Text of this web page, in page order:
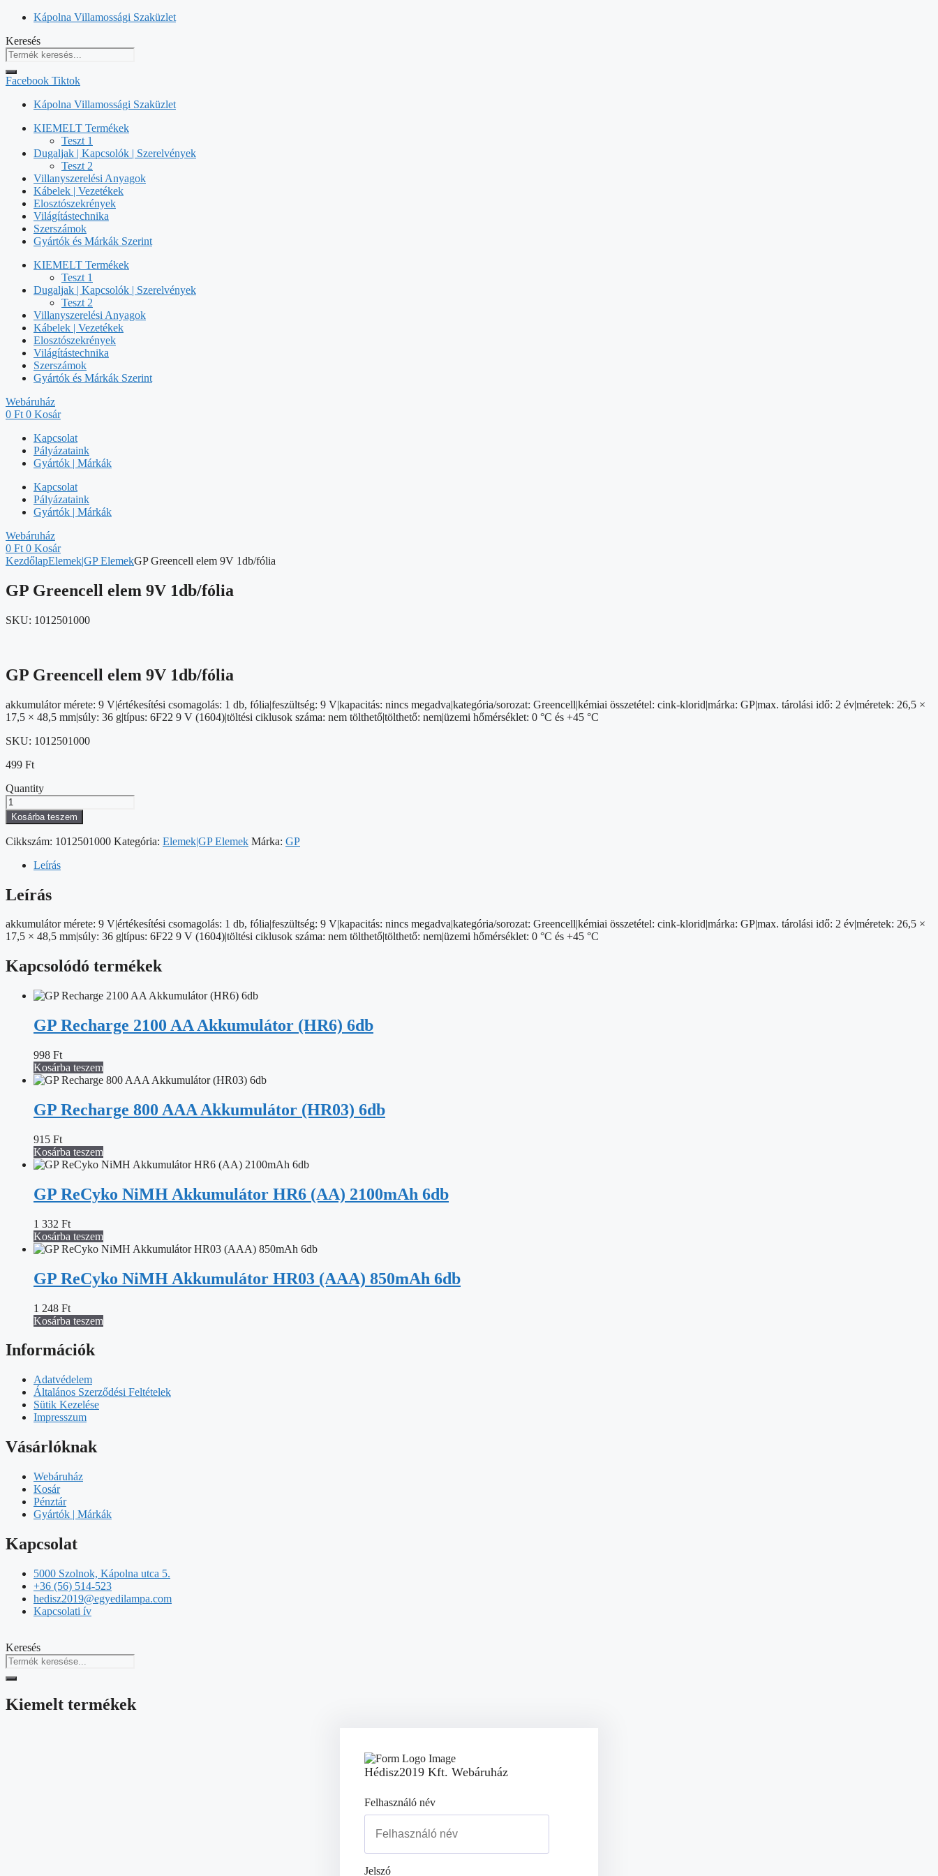
Kilépés
tartalomba
Kápolna Villamossági Szaküzlet
Keresés
Facebook Tiktok
Kápolna Villamossági Szaküzlet
KIEMELT Termékek
Teszt 1
Dugaljak | Kapcsolók | Szerelvények
Teszt 2
Villanyszerelési Anyagok
Kábelek | Vezetékek
Elosztószekrények
Világítástechnika
Szerszámok
Gyártók és Márkák Szerint
KIEMELT Termékek
Teszt 1
Dugaljak | Kapcsolók | Szerelvények
Teszt 2
Villanyszerelési Anyagok
Kábelek | Vezetékek
Elosztószekrények
Világítástechnika
Szerszámok
Gyártók és Márkák Szerint
Webáruház
0 Ft 0 Kosár
Kapcsolat
Pályázataink
Gyártók | Márkák
Kapcsolat
Pályázataink
Gyártók | Márkák
Webáruház
0 Ft 0 Kosár
KezdőlapElemek|GP ElemekGP Greencell elem 9V 1db/fólia
GP Greencell elem 9V 1db/fólia
SKU: 1012501000
GP Greencell elem 9V 1db/fólia
akkumulátor mérete: 9 V|értékesítési csomagolás: 1 db, fólia|feszültség: 9 V|kapacitás: nincs megadva|kategória/sorozat: Greencell|kémiai összetétel: cink-klorid|márka: GP|max. tárolási idő: 2 év|méretek: 26,5 ×
17,5 × 48,5 mm|súly: 36 g|típus: 6F22 9 V (1604)|töltési ciklusok száma: nem tölthető|tölthető: nem|üzemi hőmérséklet: 0 °C és +45 °C
SKU: 1012501000
499 Ft
Quantity
GP
Greencell
elem
9V
mennyiség
Kosárba teszem
Cikkszám: 1012501000 Kategória: Elemek|GP Elemek Márka: GP
Leírás
Leírás
akkumulátor mérete: 9 V|értékesítési csomagolás: 1 db, fólia|feszültség: 9 V|kapacitás: nincs megadva|kategória/sorozat: Greencell|kémiai összetétel: cink-klorid|márka: GP|max. tárolási idő: 2 év|méretek: 26,5 ×
17,5 × 48,5 mm|súly: 36 g|típus: 6F22 9 V (1604)|töltési ciklusok száma: nem tölthető|tölthető: nem|üzemi hőmérséklet: 0 °C és +45 °C
Kapcsolódó termékek
GP Recharge 2100 AA Akkumulátor (HR6) 6db
998 Ft
Kosárba teszem
GP Recharge 800 AAA Akkumulátor (HR03) 6db
915 Ft
Kosárba teszem
GP ReCyko NiMH Akkumulátor HR6 (AA) 2100mAh 6db
1 332 Ft
Kosárba teszem
GP ReCyko NiMH Akkumulátor HR03 (AAA) 850mAh 6db
1 248 Ft
Kosárba teszem
Információk
Adatvédelem
Általános Szerződési Feltételek
Sütik Kezelése
Impresszum
Vásárlóknak
Webáruház
Kosár
Pénztár
Gyártók | Márkák
Kapcsolat
5000 Szolnok, Kápolna utca 5.
+36 (56) 514-523
hedisz2019@egyedilampa.com
Kapcsolati ív
Keresés
Kiemelt termékek
Hédisz2019 Kft. Webáruház
Felhasználó név
Jelszó